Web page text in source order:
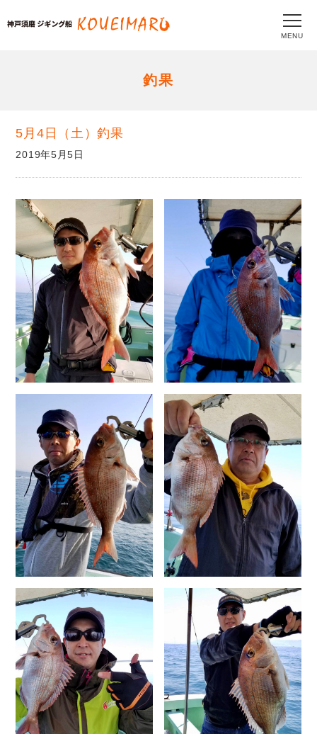
MENU
釣果
5月4日（土）釣果
2019年5月5日